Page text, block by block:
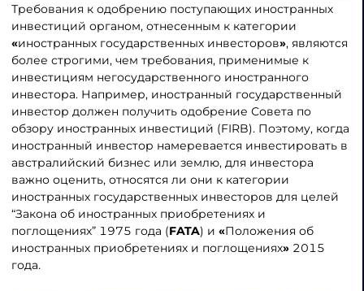
Требования к одобрению поступающих иностранных
инвестиций органом, отнесенным к категории
«иностранных государственных инвесторов», являются
более строгими, чем требования, применимые к
инвестициям негосударственного иностранного
инвестора. Например, иностранный государственный
инвестор должен получить одобрение Совета по
обзору иностранных инвестиций (FIRB). Поэтому, когда
иностранный инвестор намеревается инвестировать в
австралийский бизнес или землю, для инвестора
важно оценить, относятся ли они к категории
иностранных государственных инвесторов для целей
“Закона об иностранных приобретениях и
поглощениях” 1975 года (FATA) и «Положения об
иностранных приобретениях и поглощениях»2015
года.